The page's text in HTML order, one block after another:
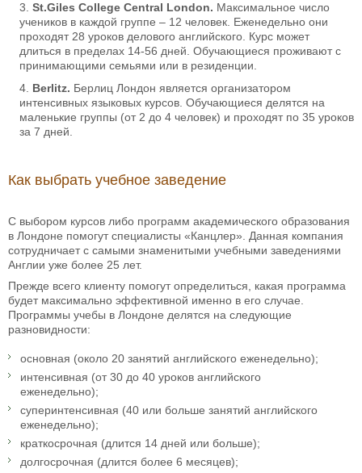
St.Giles College Central London. Максимальное число
учеников в каждой группе – 12 человек. Еженедельно они
проходят 28 уроков делового английского. Курс может
длиться в пределах 14-56 дней. Обучающиеся проживают с
принимающими семьями или в резиденции.
Berlitz. Берлиц Лондон является организатором
интенсивных языковых курсов. Обучающиеся делятся на
маленькие группы (от 2 до 4 человек) и проходят по 35 уроков
за 7 дней.
Как выбрать учебное заведение
С выбором курсов либо программ академического образования
в Лондоне помогут специалисты «Канцлер». Данная компания
сотрудничает с самыми знаменитыми учебными заведениями
Англии уже более 25 лет.
Прежде всего клиенту помогут определиться, какая программа
будет максимально эффективной именно в его случае.
Программы учебы в Лондоне делятся на следующие
разновидности:
основная (около 20 занятий английского еженедельно);
интенсивная (от 30 до 40 уроков английского
еженедельно);
суперинтенсивная (40 или больше занятий английского
еженедельно);
краткосрочная (длится 14 дней или больше);
долгосрочная (длится более 6 месяцев);